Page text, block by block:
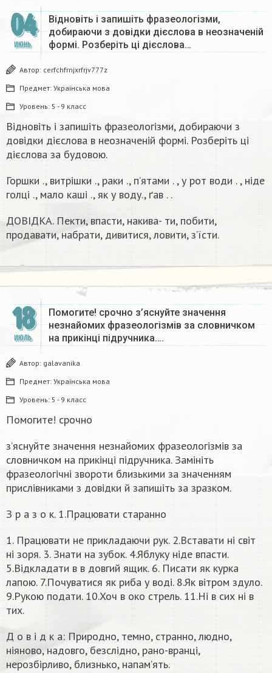
04
ИЮНЬ
Відновіть і запишіть фразеологізми,
добираючи з довідки дієслова в неозначеній
формі. Розберіть ці дієслова…
Автор: cerfchfrnjxrfrjv777z
Предмет: Українська мова
Уровень: 5 - 9 класс
Відновіть і запишіть фразеологізми, добираючи з
довідки дієслова в неозначеній формі. Розберіть ці
дієслова за будовою.
Горшки ., витрішки ., раки ., п’ятами . , у рот води . , ніде
голці ., мало каші ., як у воду., ґав . .
ДОВІДКА. Пекти, впасти, накива- ти, побити,
продавати, набрати, дивитися, ловити, з’їсти.​
18
ИЮЛЬ
Помогите! срочно з’яснуйте значення
незнайомих фразеологізмів за словничком
на прикінці підручника….
Автор: galavanika
Предмет: Українська мова
Уровень: 5 - 9 класс
Помогите! срочно
з’яснуйте значення незнайомих фразеологізмів за
словничком на прикінці підручника. Замініть
фразеологічні звороти близькими за значенням
прислівниками з довідки й запишіть за зразком.
З р а з о к. 1.Працювати старанно
1. Працювати не прикладаючи рук. 2.Вставати ні світ
ні зоря. 3. Знати на зубок. 4.Яблуку ніде впасти.
5.Відкладати в в довгий ящик. 6. Писати як курка
лапою. 7.Почуватися як риба у воді. 8.Як вітром здуло.
9.Рукою подати. 10.Хоч в око стрель. 11.Ні в сих ні в
тих.
Д о в і д к а: Природно, темно, странно, людно,
ніяново, надовго, безслідно, рано-вранці,
нерозбірливо, близнько, напам’ять.